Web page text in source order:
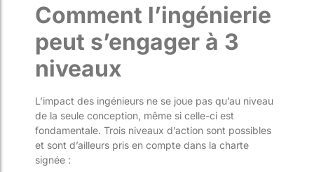
Comment l’ingénierie
peut s’engager à 3
niveaux
L’impact des ingénieurs ne se joue pas qu’au niveau
de la seule conception, même si celle-ci est
fondamentale. Trois niveaux d’action sont possibles
et sont d’ailleurs pris en compte dans la charte
signée :